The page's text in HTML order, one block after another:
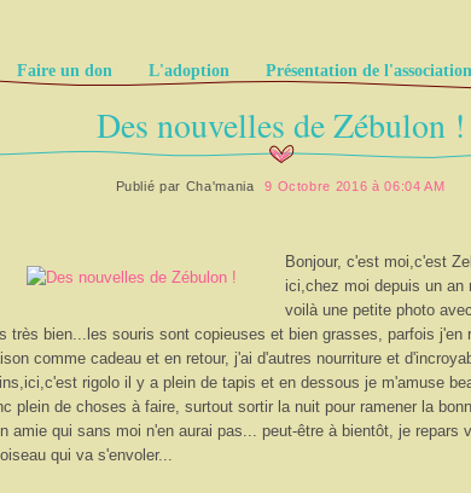
Faire un don L'adoption Présentation de l'association
Des nouvelles de Zébulon !
Publié par Cha'mania 9 Octobre 2016 à 06:04 AM
Bonjour, c'est moi,c'est
ici,chez moi depuis un an
voilà une petite photo
très bien...les souris sont copieuses et bien grasses, parfois j'en
comme cadeau et en retour, j'ai d'autres nourriture et
rigolo il y a plein de tapis et en dessous je m'amuse
plein de choses à faire, surtout sortir la nuit pour ramener la
amie qui sans moi n'en aurai pas... peut-être à bientôt, je repars
qui va s'envoler...